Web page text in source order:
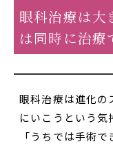
眼科治療は大
は同時に治療
眼科治療は進化の
にいこうという気
「うちでは手術